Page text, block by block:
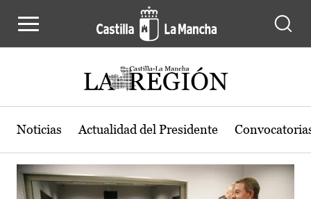
Actualidad de la región de Castilla-
Noticias Actualidad del Presidente